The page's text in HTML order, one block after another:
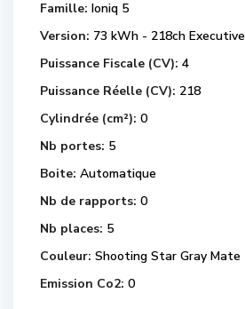
Famille: Ioniq 5
Version: 73 kWh - 218ch Executive
Puissance Fiscale (CV): 4
Puissance Réelle (CV): 218
Cylindrée (cm²): 0
Nb portes: 5
Boite: Automatique
Nb de rapports: 0
Nb places: 5
Couleur: Shooting Star Gray Mate
Emission Co2: 0